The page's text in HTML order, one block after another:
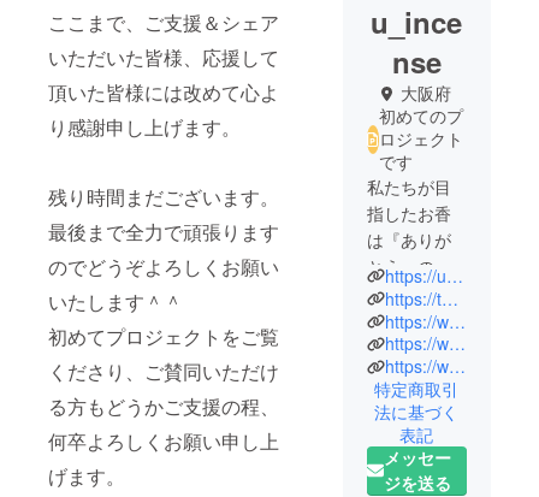
ここまで、ご支援＆シェア
いただいた皆様、応援して
頂いた皆様には改めて心よ
り感謝申し上げます。
残り時間まだございます。
最後まで全力で頑張ります
のでどうぞよろしくお願い
いたします＾＾
初めてプロジェクトをご覧
くださり、ご賛同いただけ
る方もどうかご支援の程、
何卒よろしくお願い申し上
げます。
u_ince
nse
大阪府
初めてのプ
ロジェクト
です
私たちが目
指したお香
は『ありが
とう』の書
体の形をし
た世界初の
お香です。
日々の生活
において感
謝を伝えた
い様々な場
面に、美し
https://u-incense.com/
https://twitter.com/U_INCENSE/
https://www.instagram.com/uincense_japan
https://www.threads.net/@uincense_japan
https://www.facebook.com/uincense.japan
特定商取引
法に基づく
表記
メッセー
ジを送る